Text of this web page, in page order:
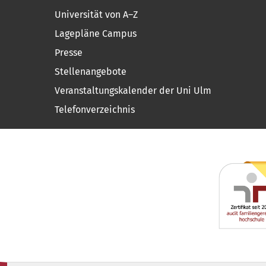
Universität von A–Z
Lagepläne Campus
Presse
Stellenangebote
Veranstaltungskalender der Uni Ulm
Telefonverzeichnis